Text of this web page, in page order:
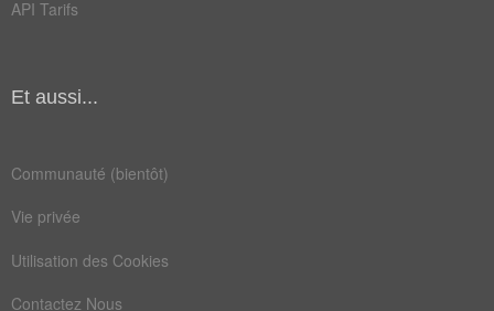
API Tarifs
Et aussi...
Communauté (bientôt)
Vie privée
Utilisation des Cookies
Contactez Nous